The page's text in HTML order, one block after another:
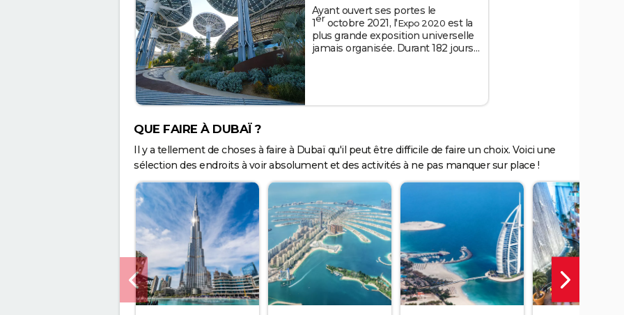
Ayant ouvert ses portes le
1er octobre 2021, l'Expo 2020 est la
plus grande exposition universelle
jamais organisée. Durant 182 jours,
jours de 10 h à 22 h. Billets à partir
de 11,53 € par adulte.
Crédits : santiaga22/123RF
QUE FAIRE À DUBAÏ ?
Il y a tellement de choses à faire à Dubaï qu'il peut être difficile de faire un choix. Voici une
sélection des endroits à voir absolument et des activités à ne pas manquer sur place !